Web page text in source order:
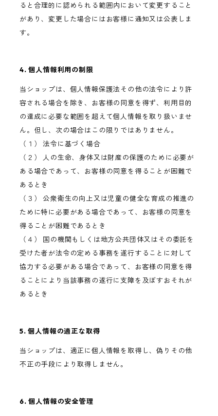
ると合理的に認められる範囲内において変更すること
があり、変更した場合にはお客様に通知又は公表しま
す。
4. 個人情報利用の制限
当ショップは、個人情報保護法その他の法令により許
容される場合を除き、お客様の同意を得ず、利用目的
の達成に必要な範囲を超えて個人情報を取り扱いませ
ん。但し、次の場合はこの限りではありません。
（１） 法令に基づく場合
（２） 人の生命、身体又は財産の保護のために必要が
ある場合であって、お客様の同意を得ることが困難で
あるとき
（３） 公衆衛生の向上又は児童の健全な育成の推進の
ために特に必要がある場合であって、お客様の同意を
得ることが困難であるとき
（４） 国の機関もしくは地方公共団体又はその委託を
受けた者が法令の定める事務を遂行することに対して
協力する必要がある場合であって、お客様の同意を得
ることにより当該事務の遂行に支障を及ぼすおそれが
あるとき
5. 個人情報の適正な取得
当ショップは、適正に個人情報を取得し、偽りその他
不正の手段により取得しません。
6. 個人情報の安全管理